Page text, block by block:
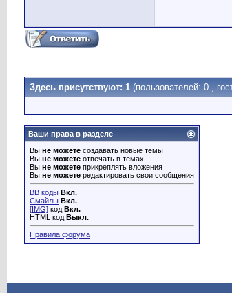
Здесь присутствуют: 1 (пользователей: 0 ,
Ваши права в разделе
Вы не можете создавать новые темы
Вы не можете отвечать в темах
Вы не можете прикреплять вложения
Вы не можете редактировать свои сообщения
BB коды Вкл.
Смайлы Вкл.
[IMG] код Вкл.
HTML код Выкл.
Правила форума